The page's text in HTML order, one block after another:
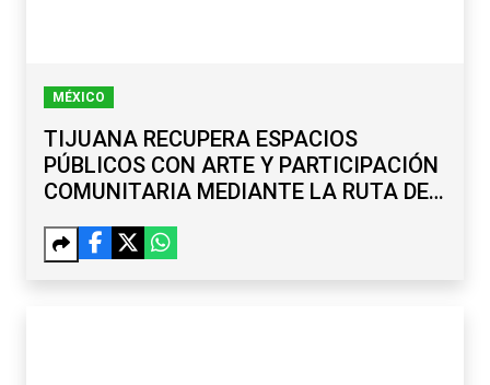
MÉXICO
TIJUANA RECUPERA ESPACIOS
PÚBLICOS CON ARTE Y PARTICIPACIÓN
COMUNITARIA MEDIANTE LA RUTA DE